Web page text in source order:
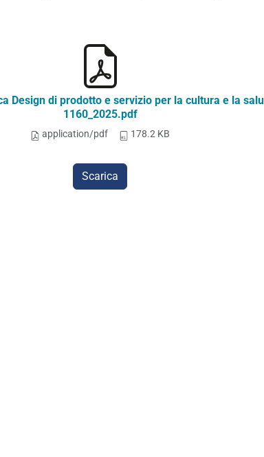
Design di prodotto e servizio per la cultura e la
1160_2025.pdf
application/pdf 178.2 KB
Scarica